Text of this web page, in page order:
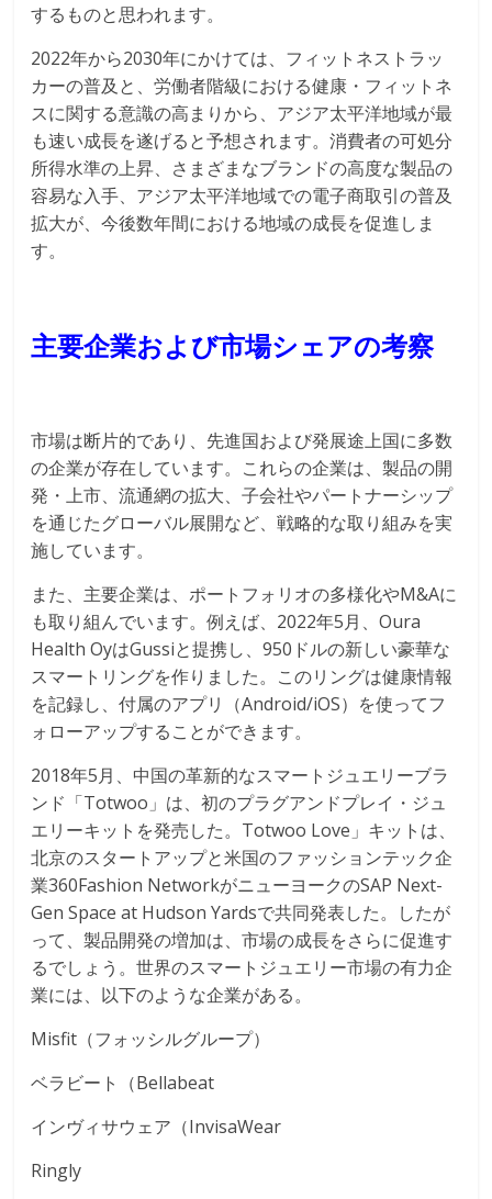
するものと思われます。
2022年から2030年にかけては、フィットネストラッ
カーの普及と、労働者階級における健康・フィットネ
スに関する意識の高まりから、アジア太平洋地域が最
も速い成長を遂げると予想されます。消費者の可処分
所得水準の上昇、さまざまなブランドの高度な製品の
容易な入手、アジア太平洋地域での電子商取引の普及
拡大が、今後数年間における地域の成長を促進しま
す。
主要企業および市場シェアの考察
市場は断片的であり、先進国および発展途上国に多数
の企業が存在しています。これらの企業は、製品の開
発・上市、流通網の拡大、子会社やパートナーシップ
を通じたグローバル展開など、戦略的な取り組みを実
施しています。
また、主要企業は、ポートフォリオの多様化やM&Aに
も取り組んでいます。例えば、2022年5月、Oura
Health OyはGussiと提携し、950ドルの新しい豪華な
スマートリングを作りました。このリングは健康情報
を記録し、付属のアプリ（Android/iOS）を使ってフ
ォローアップすることができます。
2018年5月、中国の革新的なスマートジュエリーブラ
ンド「Totwoo」は、初のプラグアンドプレイ・ジュ
エリーキットを発売した。Totwoo Love」キットは、
北京のスタートアップと米国のファッションテック企
業360Fashion NetworkがニューヨークのSAP Next-
Gen Space at Hudson Yardsで共同発表した。したが
って、製品開発の増加は、市場の成長をさらに促進す
るでしょう。世界のスマートジュエリー市場の有力企
業には、以下のような企業がある。
Misfit（フォッシルグループ）
ベラビート（Bellabeat
インヴィサウェア（InvisaWear
Ringly